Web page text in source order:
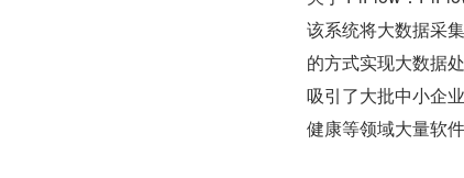
该系统将大数据采
的方式实现大数据
吸引了大批中小企
健康等领域大量软件